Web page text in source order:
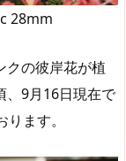
28mm
クの彼岸花が植
、9月16日現在で
ます。